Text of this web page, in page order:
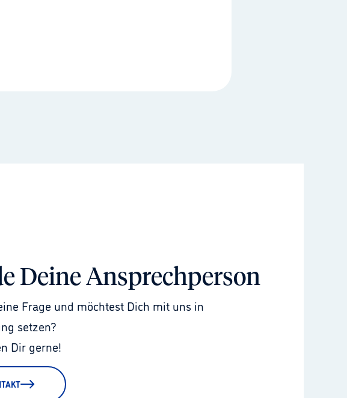
Deine Ansprechperson
Frage und möchtest Dich mit uns in
setzen?
Dir gerne!